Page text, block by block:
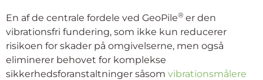
En af de centrale fordele ved GeoPile® er den
vibrationsfri fundering, som ikke kun reducerer
risikoen for skader på omgivelserne, men også
eliminerer behovet for komplekse
sikkerhedsforanstaltninger såsom vibrationsmålere